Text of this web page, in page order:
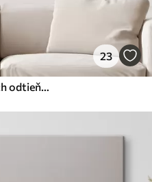
23
Reliéfne listy v teplých béžových odtieňoch